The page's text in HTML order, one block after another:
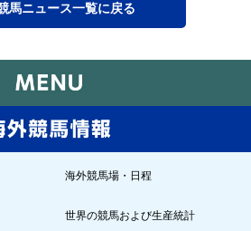
馬ニュース一覧に戻る
海外競馬場・日程
世界の競馬および生産統計